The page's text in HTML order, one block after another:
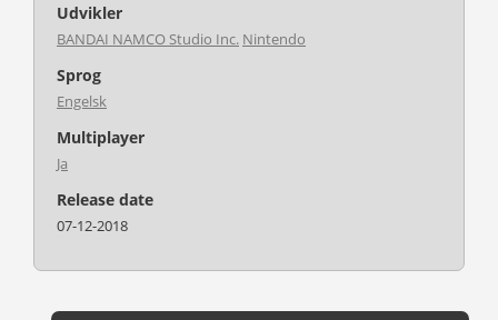
Udvikler
BANDAI NAMCO Studio Inc. Nintendo
Sprog
Engelsk
Multiplayer
Ja
Release date
07-12-2018